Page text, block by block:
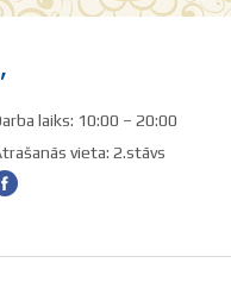
laiks: 10:00 – 20:00
vieta: 2.stāvs